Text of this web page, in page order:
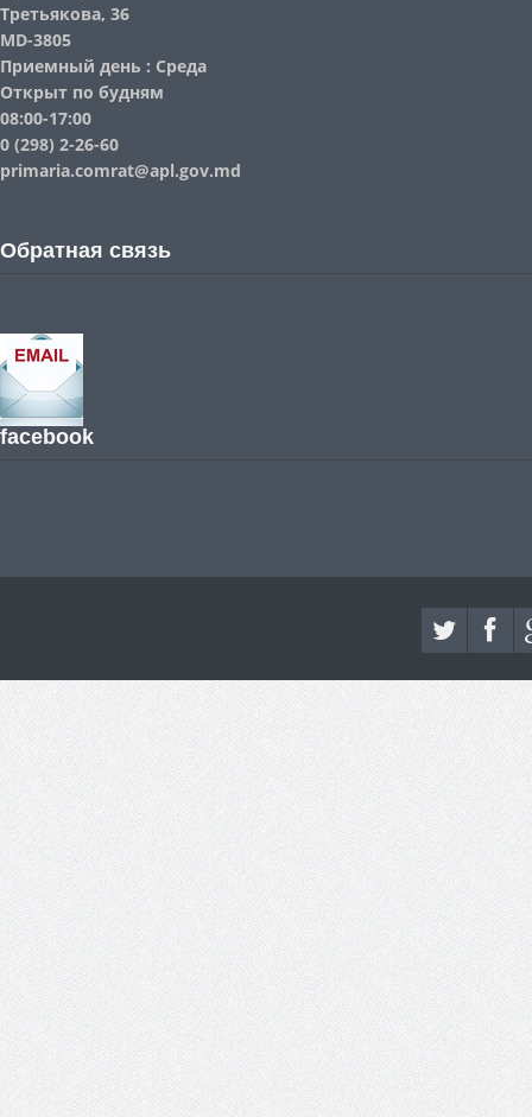
Третьякова, 36
MD-3805
Приемный день : Среда
Открыт по будням
08:00-17:00
0 (298) 2-26-60
primaria.comrat@apl.gov.md
Обратная связь
facebook